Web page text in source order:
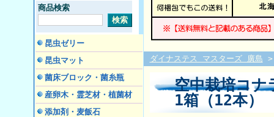
商品検索
昆虫ゼリー
昆虫マット
菌床ブロック・菌糸瓶
産卵木・霊芝材・植菌材
添加剤・麦飯石
ダイナステス マスターズ 廣島
空中栽培コ
1箱（12本）